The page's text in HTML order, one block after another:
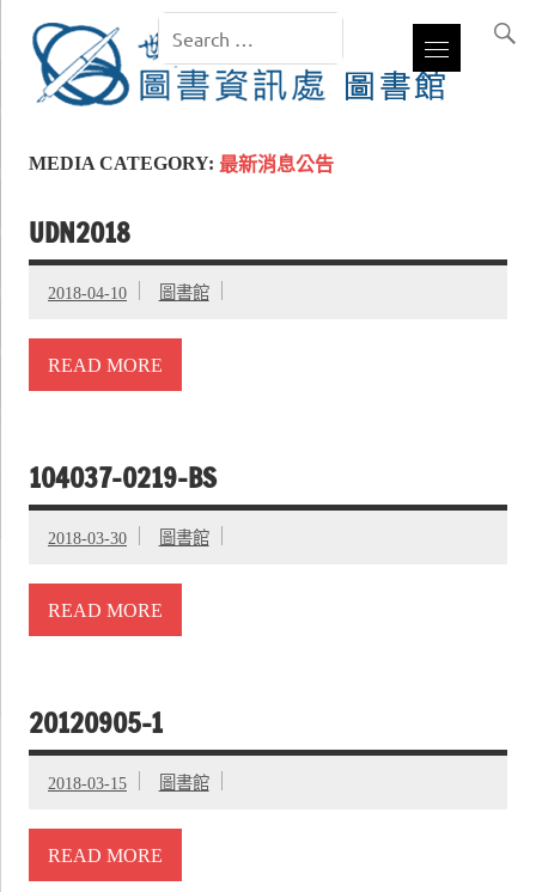
MEDIA CATEGORY: 最新消息公告
UDN2018
2018-04-10 圖書館
READ MORE
104037-0219-BS
2018-03-30 圖書館
READ MORE
20120905-1
2018-03-15 圖書館
READ MORE